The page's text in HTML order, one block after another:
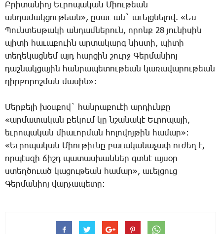
Բրիտանիոյ Եւրոպական Միութեան
անդամակցութեան», ըսաւ ան` աւելցնելով. «Ես
Պունտեսթակի անդամներուն, որոնք 28 յունիսին
պիտի հաւաքուին արտակարգ նիստի, պիտի
տեղեկացնեմ այդ հարցին շուրջ Գերմանիոյ
դաշնակցային հանրապետութեան կառավարութեան
դիրքորոշման մասին»:
Մերքելի խօսքով` հանրաքուէի արդիւնքը
«արմատական բեկում կը նշանակէ Եւրոպայի,
եւրոպական միաւորման հոլովոյթին համար»:
«Եւրոպական Միութիւնը բաւականաչափ ուժեղ է,
որպէսզի ճիշդ պատասխաններ գտնէ այսօր
ստեղծուած կացութեան համար», աւելցուց
Գերմանիոյ վարչապետը: